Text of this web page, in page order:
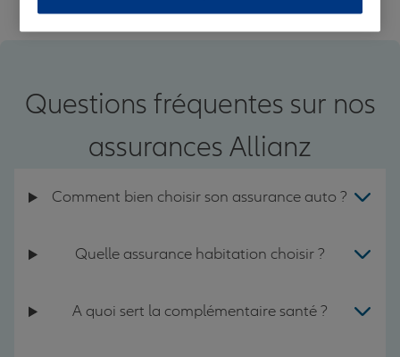
Questions fréquentes sur nos
assurances Allianz
Comment bien choisir son assurance auto ?
Quelle assurance habitation choisir ?
A quoi sert la complémentaire santé ?